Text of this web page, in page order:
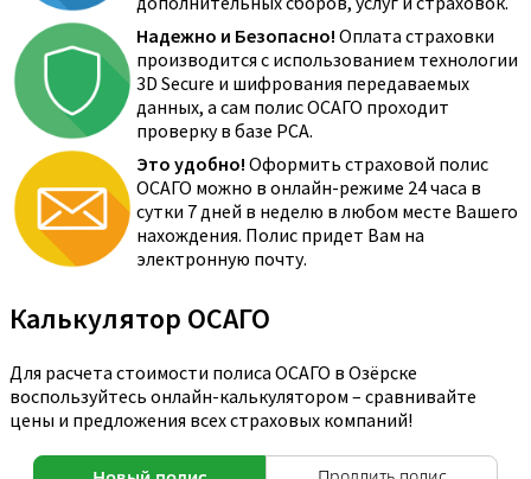
Надежно и Безопасно! Оплата страховки
производится с использованием технологии
3D Secure и шифрования передаваемых
данных, а сам полис ОСАГО проходит
проверку в базе РСА.
Это удобно! Оформить страховой полис
ОСАГО можно в онлайн-режиме 24 часа в
сутки 7 дней в неделю в любом месте Вашего
нахождения. Полис придет Вам на
электронную почту.
Калькулятор ОСАГО
Для расчета стоимости полиса ОСАГО в Озёрске
воспользуйтесь онлайн-калькулятором – сравнивайте
цены и предложения всех страховых компаний!